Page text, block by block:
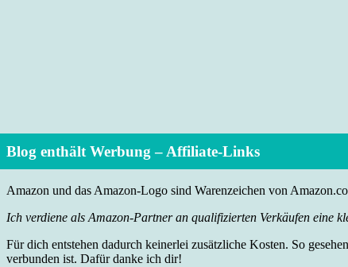
Blog enthält Werbung – Affiliate-Links
Amazon und das Amazon-Logo sind Warenzeichen von
Ich verdiene als Amazon-Partner an qualifizierten Verkäufen eine
Für dich entstehen dadurch keinerlei zusätzliche Kosten. So
verbunden ist. Dafür danke ich dir!